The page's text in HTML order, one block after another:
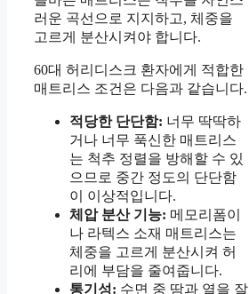
러운 곡선으로 지지하고, 체중을
고르게 분산시켜야 합니다.
60대 허리디스크 환자에게 적합한
매트리스 조건은 다음과 같습니다.
적당한 단단함: 너무 딱딱하
거나 너무 푹신한 매트리스
는 척추 정렬을 방해할 수 있
으므로 중간 정도의 단단함
이 이상적입니다.
체압 분산 기능: 메모리폼이
나 라텍스 소재 매트리스는
체중을 고르게 분산시켜 허
리에 부담을 줄여줍니다.
통기성: 수면 중 땀과 열을 잘